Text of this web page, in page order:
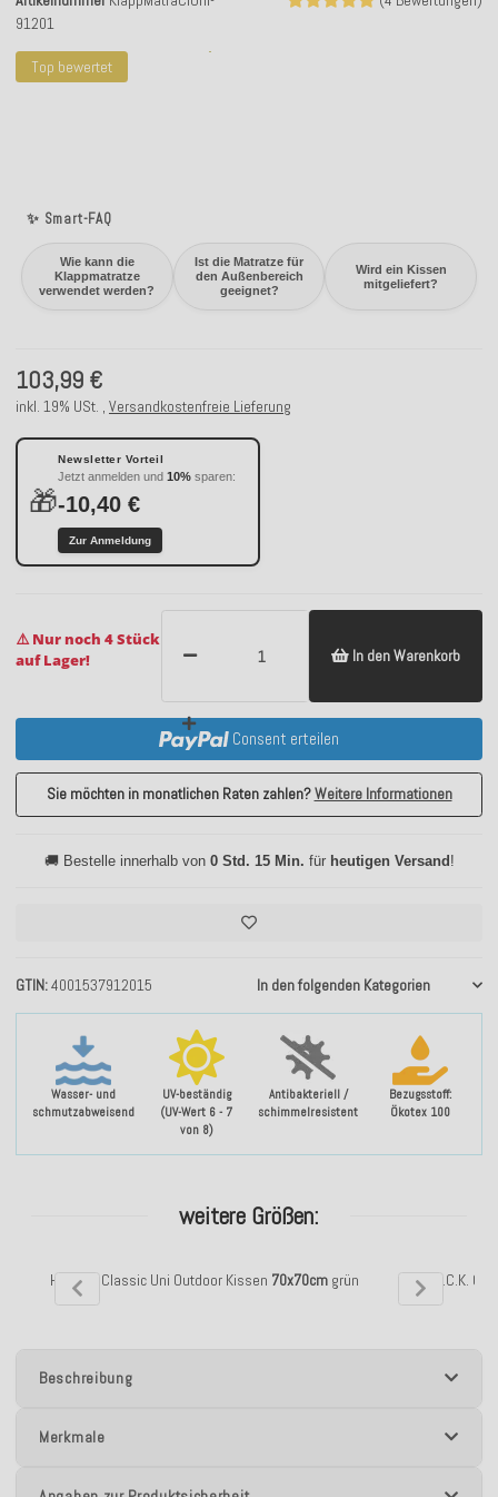
Top bewertet
✨ Smart-FAQ
Wie kann die
Klappmatratze
verwendet werden?
Ist die Matratze für
den Außenbereich
geeignet?
Wird ein Kissen
mitgeliefert?
91201
Wasser- und
schmutzabweisend
UV-beständig
(UV-Wert 6 - 7
von 8)
Antibakteriell /
schimmelresistent
Bezugsstoff:
Ökotex 100
GTIN 4001537912015 In den folgenden Kategorien
103,99 €
inkl. 19% USt. , Versandkostenfreie Lieferung
🎁
Newsletter Vorteil
Jetzt anmelden und 10% sparen:
-10,40 €
Zur Anmeldung
⚠️ Nur noch 4 Stück
auf Lager!
In den Warenkorb
Consent erteilen
Sie möchten in monatlichen Raten zahlen?Weitere Informationen
🚚 Bestelle innerhalb von 0 Std. 15 Min. für heutigen Versand !
weitere Größen:
H.O.C.K. Classic Uni Outdoor Kissen 70x70cmgrün H.O.C.K.
Beschreibung
Merkmale